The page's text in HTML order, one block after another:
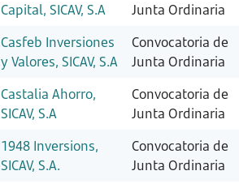
Capital, SICAV, S.A
Junta Ordinaria
Casfeb Inversiones
y Valores, SICAV, S.A
Convocatoria de
Junta Ordinaria
Castalia Ahorro,
SICAV, S.A
Convocatoria de
Junta Ordinaria
1948 Inversions,
SICAV, S.A.
Convocatoria de
Junta Ordinaria